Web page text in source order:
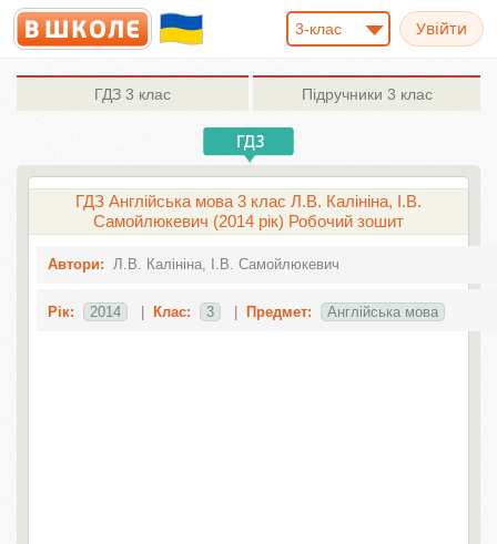
3-клас
ГДЗ 3 клас Підручники 3 клас
ГДЗ Англійська мова 3 клас Л.В. Калініна, І.В.
Самойлюкевич (2014 рік) Робочий зошит
Автори: Л.В. Калініна, І.В. Самойлюкевич
Рік: 2014 Клас: 3 Предмет: Англiйська мова